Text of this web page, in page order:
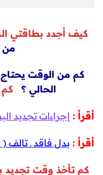
كيف أجدد بطاقتي
من
كم من الوقت يحتاج
الحالي ؟
كم
أقرأ : إجراءات تجديد
أقرأ : بدل فاقد ـ تالف
كم تأخذ وقت